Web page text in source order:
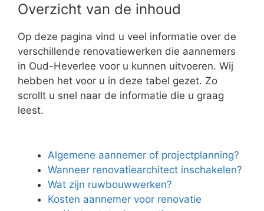
Overzicht van de inhoud
Op deze pagina vind u veel informatie over de
verschillende renovatiewerken die aannemers
in Oud-Heverlee voor u kunnen uitvoeren. Wij
hebben het voor u in deze tabel gezet. Zo
scrollt u snel naar de informatie die u graag
leest.
Algemene aannemer of projectplanning?
Wanneer renovatiearchitect inschakelen?
Wat zijn ruwbouwwerken?
Kosten aannemer voor renovatie